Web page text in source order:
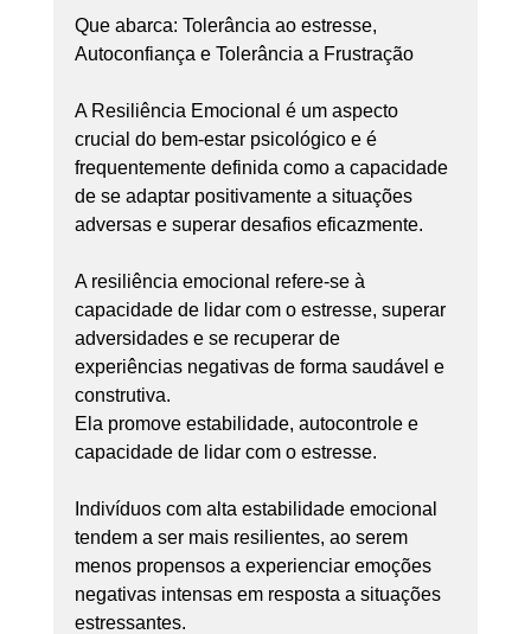
Que abarca: Tolerância ao estresse,
Autoconfiança e Tolerância a Frustração
A Resiliência Emocional é um aspecto
crucial do bem-estar psicológico e é
frequentemente definida como a capacidade
de se adaptar positivamente a situações
adversas e superar desafios eficazmente.
A resiliência emocional refere-se à
capacidade de lidar com o estresse, superar
adversidades e se recuperar de
experiências negativas de forma saudável e
construtiva.
Ela promove estabilidade, autocontrole e
capacidade de lidar com o estresse.
Indivíduos com alta estabilidade emocional
tendem a ser mais resilientes, ao serem
menos propensos a experienciar emoções
negativas intensas em resposta a situações
estressantes.